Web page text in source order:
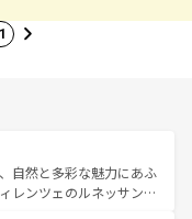
自然と多彩な魅力にあふ
レンツェのルネッサンス